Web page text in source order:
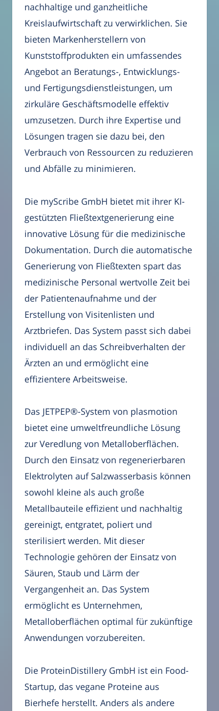
nachhaltige und ganzheitliche
Kreislaufwirtschaft zu verwirklichen. Sie
bieten Markenherstellern von
Kunststoffprodukten ein umfassendes
Angebot an Beratungs-, Entwicklungs-
und Fertigungsdienstleistungen, um
zirkuläre Geschäftsmodelle effektiv
umzusetzen. Durch ihre Expertise und
Lösungen tragen sie dazu bei, den
Verbrauch von Ressourcen zu reduzieren
und Abfälle zu minimieren.
Die myScribe GmbH bietet mit ihrer KI-
gestützten Fließtextgenerierung eine
innovative Lösung für die medizinische
Dokumentation. Durch die automatische
Generierung von Fließtexten spart das
medizinische Personal wertvolle Zeit bei
der Patientenaufnahme und der
Erstellung von Visitenlisten und
Arztbriefen. Das System passt sich dabei
individuell an das Schreibverhalten der
Ärzten an und ermöglicht eine
effizientere Arbeitsweise.
Das JETPEP®-System von plasmotion
bietet eine umweltfreundliche Lösung
zur Veredlung von Metalloberflächen.
Durch den Einsatz von regenerierbaren
Elektrolyten auf Salzwasserbasis können
sowohl kleine als auch große
Metallbauteile effizient und nachhaltig
gereinigt, entgratet, poliert und
sterilisiert werden. Mit dieser
Technologie gehören der Einsatz von
Säuren, Staub und Lärm der
Vergangenheit an. Das System
ermöglicht es Unternehmen,
Metalloberflächen optimal für zukünftige
Anwendungen vorzubereiten.
Die ProteinDistillery GmbH ist ein Food-
Startup, das vegane Proteine aus
Bierhefe herstellt. Anders als andere